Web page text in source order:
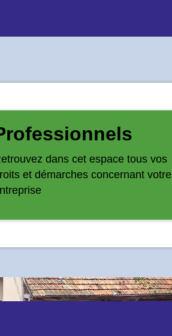
dans cet espace tous vos
et démarches concernant votre